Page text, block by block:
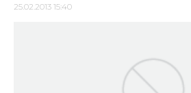
25.02.2013 15:40